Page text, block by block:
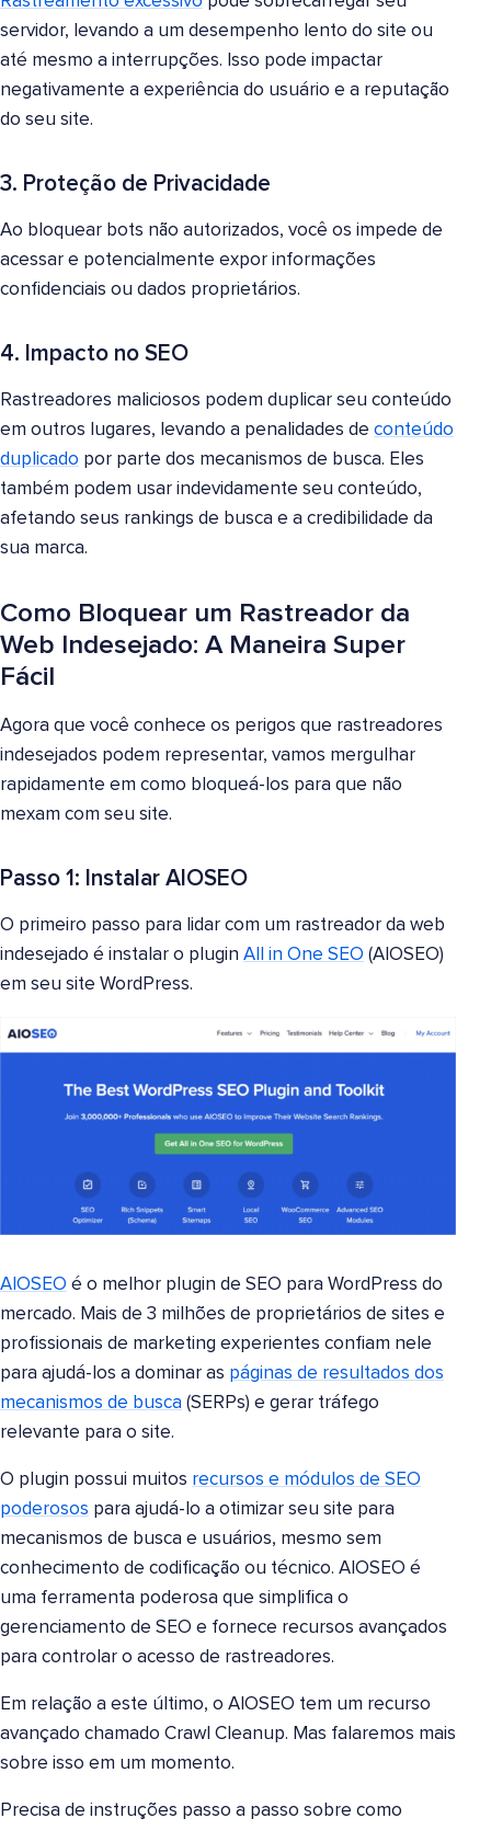
servidor, levando a um desempenho lento do site ou
até mesmo a interrupções. Isso pode impactar
negativamente a experiência do usuário e a reputação
do seu site.
3. Proteção de Privacidade
Ao bloquear bots não autorizados, você os impede de
acessar e potencialmente expor informações
confidenciais ou dados proprietários.
4. Impacto no SEO
Rastreadores maliciosos podem duplicar seu conteúdo
em outros lugares, levando a penalidades de conteúdo
duplicado por parte dos mecanismos de busca. Eles
também podem usar indevidamente seu conteúdo,
afetando seus rankings de busca e a credibilidade da
sua marca.
Como Bloquear um Rastreador da
Web Indesejado: A Maneira Super
Fácil
Agora que você conhece os perigos que rastreadores
indesejados podem representar, vamos mergulhar
rapidamente em como bloqueá-los para que não
mexam com seu site.
Passo 1: Instalar AIOSEO
O primeiro passo para lidar com um rastreador da web
indesejado é instalar o plugin All in One SEO (AIOSEO)
em seu site WordPress.
AIOSEO é o melhor plugin de SEO para WordPress do
mercado. Mais de 3 milhões de proprietários de sites e
profissionais de marketing experientes confiam nele
para ajudá-los a dominar as páginas de resultados dos
mecanismos de busca (SERPs) e gerar tráfego
relevante para o site.
O plugin possui muitos recursos e módulos de SEO
poderosos para ajudá-lo a otimizar seu site para
mecanismos de busca e usuários, mesmo sem
conhecimento de codificação ou técnico. AIOSEO é
uma ferramenta poderosa que simplifica o
gerenciamento de SEO e fornece recursos avançados
para controlar o acesso de rastreadores.
Em relação a este último, o AIOSEO tem um recurso
avançado chamado Crawl Cleanup. Mas falaremos mais
sobre isso em um momento.
Precisa de instruções passo a passo sobre como